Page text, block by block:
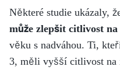
Některé studie ukázaly,
může zlepšit citlivost
věku s nadváhou. Ti,
3, měli vyšší citlivost na